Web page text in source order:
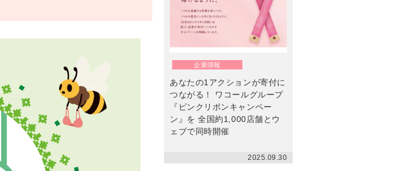
ルニュース登録
い合わせ
あるご質問
企業情報
あなたの1アクションが寄付に
つながる！ ワコールグループ
『ピンクリボンキャンペー
ン』を 全国約1,000店舗とウ
ェブで同時開催
2025.09.30